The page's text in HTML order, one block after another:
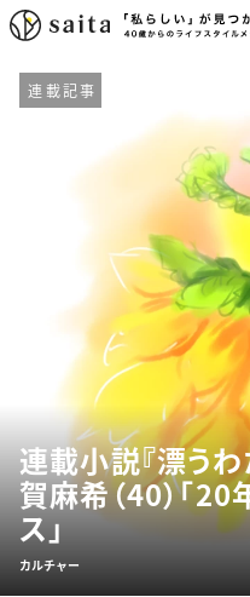
連載記事
連載小説『漂う
賀麻希（40）「
ス」
カルチャー